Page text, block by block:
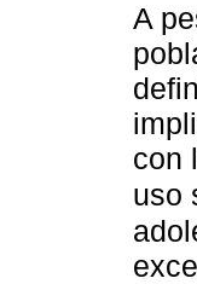
A
con
uso